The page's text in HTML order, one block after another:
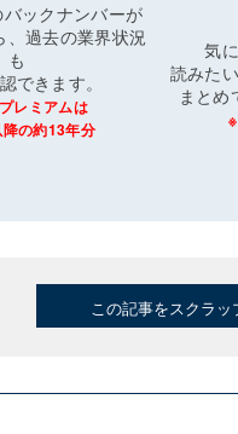
ックナンバーが
、過去の業界状況
も
できます。
レミアムは
の約13年分
気
読みた
まとめ
この記事をスクラッ